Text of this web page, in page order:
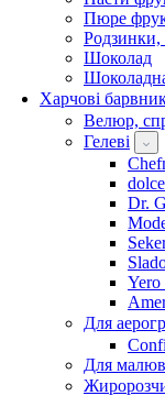
Пюре
Родзинки,
Шоколад
Харчові
Велюр,
Гелеві
Dr.
Yero
Для
Для